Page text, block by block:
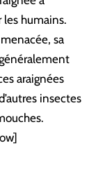
les humains.
sa
araignées
insectes